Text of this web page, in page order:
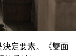
定要素。《雙面